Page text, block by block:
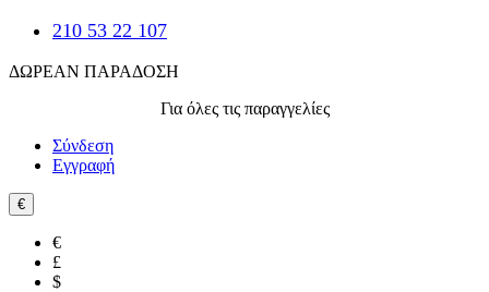
210 53 22 107
ΔΩΡΕΑΝ ΠΑΡΑΔΟΣΗ
Για όλες τις παραγγελίες
Σύνδεση
Εγγραφή
€
€
£
$